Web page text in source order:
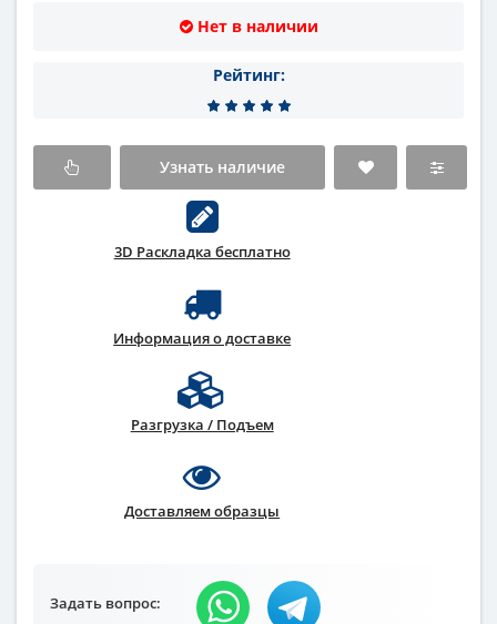
Нет в наличии
Рейтинг:
Узнать наличие
3D Раскладка бесплатно
Информация о доставке
Разгрузка / Подъем
Доставляем образцы
Задать вопрос: